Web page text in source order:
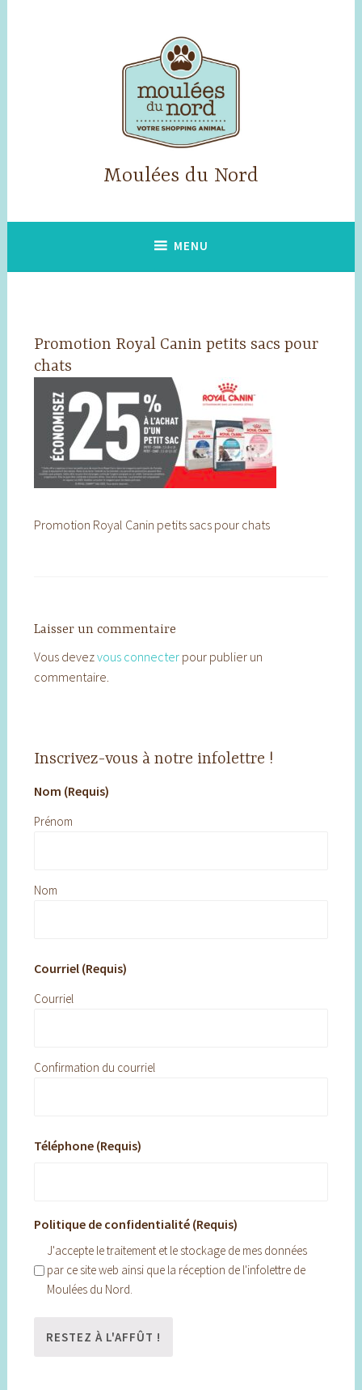
Moulées du Nord
MENU
Promotion Royal Canin petits sacs pour
chats
Promotion Royal Canin petits sacs pour chats
Laisser un commentaire
Vous devezvous connecterpour publier un
commentaire.
Inscrivez-vous à notre infolettre !
Nom (Requis)
Prénom
Nom
Courriel (Requis)
Courriel
Confirmation du courriel
Téléphone (Requis)
Politique de confidentialité (Requis)
J'accepte le traitement et le stockage de mes données
par ce site web ainsi que la réception de l'infolettre de
Moulées du Nord.